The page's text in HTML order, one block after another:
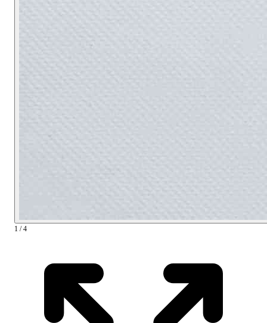
1 / 4